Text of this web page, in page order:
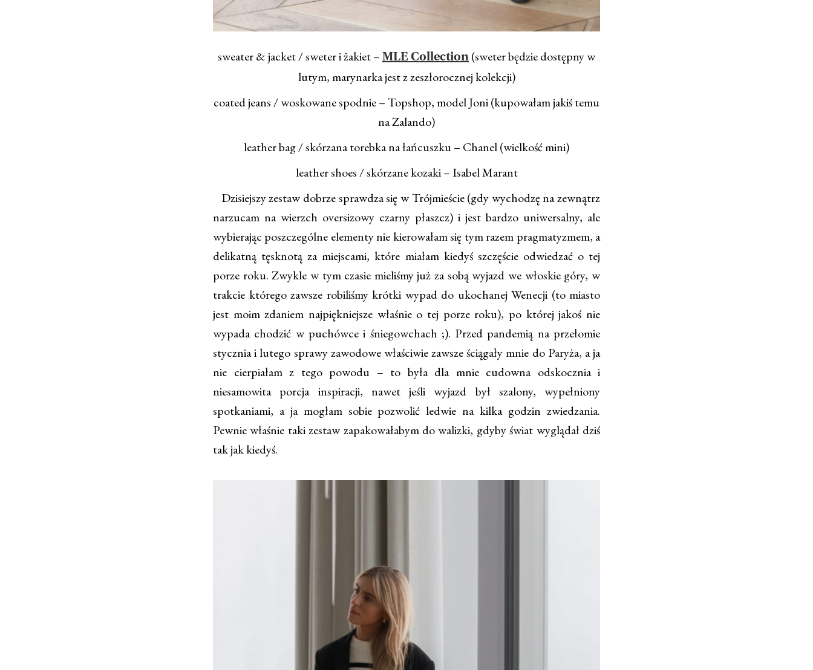
sweater & jacket / sweter i żakiet – MLE Collection (sweter będzie dostępny w
lutym, marynarka jest z zeszłorocznej kolekcji)
coated jeans / woskowane spodnie – Topshop, model Joni (kupowałam jakiś temu
na Zalando)
leather bag / skórzana torebka na łańcuszku – Chanel (wielkość mini)
leather shoes / skórzane kozaki – Isabel Marant
Dzisiejszy zestaw dobrze sprawdza się w Trójmieście (gdy wychodzę na zewnątrz
narzucam na wierzch oversizowy czarny płaszcz) i jest bardzo uniwersalny, ale
wybierając poszczególne elementy nie kierowałam się tym razem pragmatyzmem, a
delikatną tęsknotą za miejscami, które miałam kiedyś szczęście odwiedzać o tej
porze roku. Zwykle w tym czasie mieliśmy już za sobą wyjazd we włoskie góry, w
trakcie którego zawsze robiliśmy krótki wypad do ukochanej Wenecji (to miasto
jest moim zdaniem najpiękniejsze właśnie o tej porze roku), po której jakoś nie
wypada chodzić w puchówce i śniegowchach ;). Przed pandemią na przełomie
stycznia i lutego sprawy zawodowe właściwie zawsze ściągały mnie do Paryża, a ja
nie cierpiałam z tego powodu – to była dla mnie cudowna odskocznia i
niesamowita porcja inspiracji, nawet jeśli wyjazd był szalony, wypełniony
spotkaniami, a ja mogłam sobie pozwolić ledwie na kilka godzin zwiedzania.
Pewnie właśnie taki zestaw zapakowałabym do walizki, gdyby świat wyglądał dziś
tak jak kiedyś.